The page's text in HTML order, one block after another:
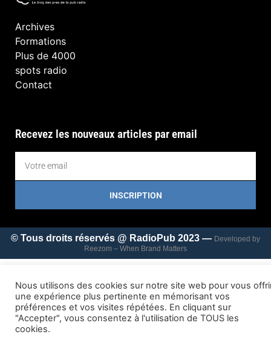
Archives
Formations
Plus de 4000
spots radio
Contact
Recevez les nouveaux articles par email
INSCRIPTION
© Tous droits réservés @ RadioPub 2023 — Developed by
Reezom – When Brand Matters
Nous utilisons des cookies sur notre site web pour vous
une expérience plus pertinente en mémorisant vos
préférences et vos visites répétées. En cliquant sur
"Accepter", vous consentez à l'utilisation de TOUS les
cookies.